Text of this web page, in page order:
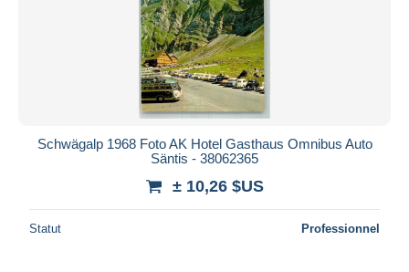
Schwägalp 1968 Foto AK Hotel Gasthaus Omnibus Auto
Säntis - 38062365
± 10,26 $US
Statut Professionnel